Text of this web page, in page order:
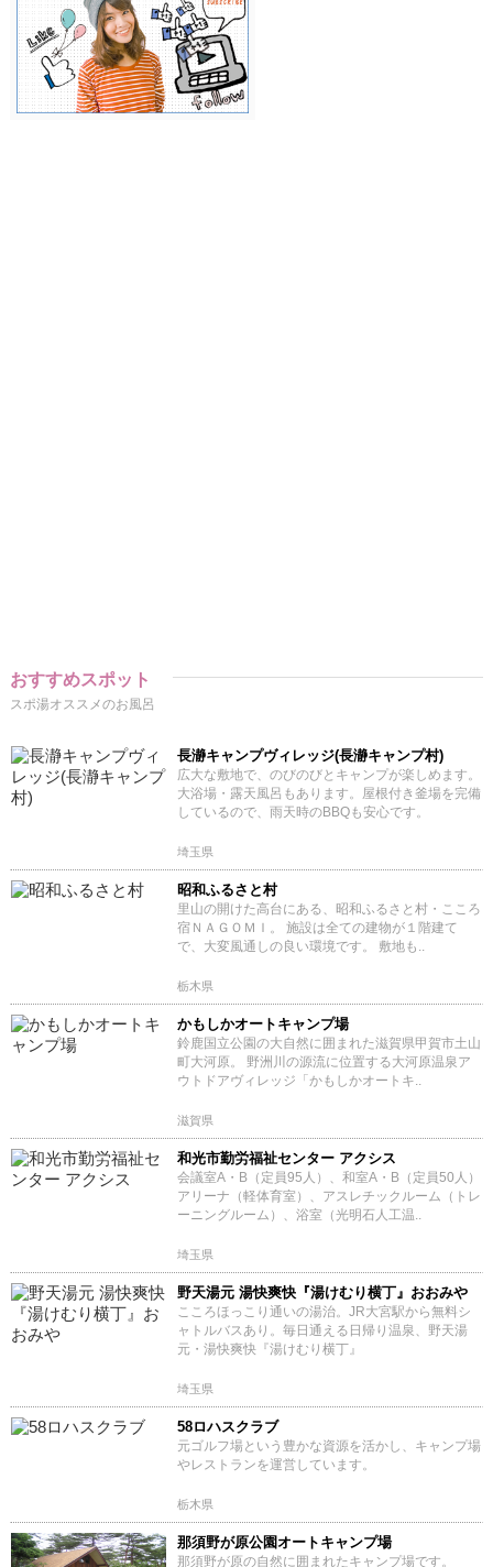
おすすめスポット
スポ湯オススメのお風呂
長瀞キャンプヴィレッジ(長瀞キャンプ村)
広大な敷地で、のびのびとキャンプが楽しめます。
大浴場・露天風呂もあります。屋根付き釜場を完備
しているので、雨天時のBBQも安心です。
埼玉県
昭和ふるさと村
里山の開けた高台にある、昭和ふるさと村・こころ
宿ＮＡＧＯＭＩ。 施設は全ての建物が１階建て
で、大変風通しの良い環境です。 敷地も..
栃木県
かもしかオートキャンプ場
鈴鹿国立公園の大自然に囲まれた滋賀県甲賀市土山
町大河原。 野洲川の源流に位置する大河原温泉ア
ウトドアヴィレッジ「かもしかオートキ..
滋賀県
和光市勤労福祉センター アクシス
会議室A・B（定員95人）、和室A・B（定員50人）
アリーナ（軽体育室）、アスレチックルーム（トレ
ーニングルーム）、浴室（光明石人工温..
埼玉県
野天湯元 湯快爽快『湯けむり横丁』おおみや
こころほっこり通いの湯治。JR大宮駅から無料シ
ャトルバスあり。毎日通える日帰り温泉、野天湯
元・湯快爽快『湯けむり横丁』
埼玉県
58ロハスクラブ
元ゴルフ場という豊かな資源を活かし、キャンプ場
やレストランを運営しています。
栃木県
那須野が原公園オートキャンプ場
那須野が原の自然に囲まれたキャンプ場です。